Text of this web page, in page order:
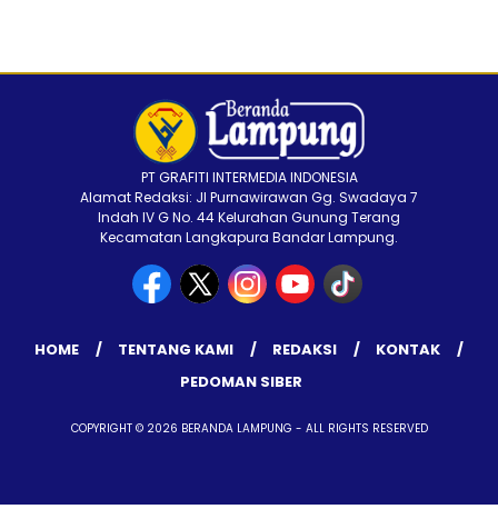
PT GRAFITI INTERMEDIA INDONESIA
Alamat Redaksi: Jl Purnawirawan Gg. Swadaya 7
Indah IV G No. 44 Kelurahan Gunung Terang
Kecamatan Langkapura Bandar Lampung.
HOME TENTANG KAMI REDAKSI
KONTAK
PEDOMAN SIBER
COPYRIGHT © 2026 BERANDA LAMPUNG - ALL RIGHTS RESERVED